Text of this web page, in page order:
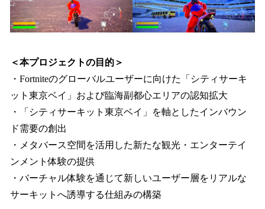
＜本プロジェクトの目的＞
・Fortniteのグローバルユーザーに向けた「シティサーキ
ット東京ベイ」および臨海副都心エリアの認知拡大
・「シティサーキット東京ベイ」を軸としたインバウン
ド需要の創出
・メタバース空間を活用した新たな観光・エンターテイ
ンメント体験の提供
・バーチャル体験を通じて新しいユーザー層をリアルな
サーキットへ誘導する仕組みの構築